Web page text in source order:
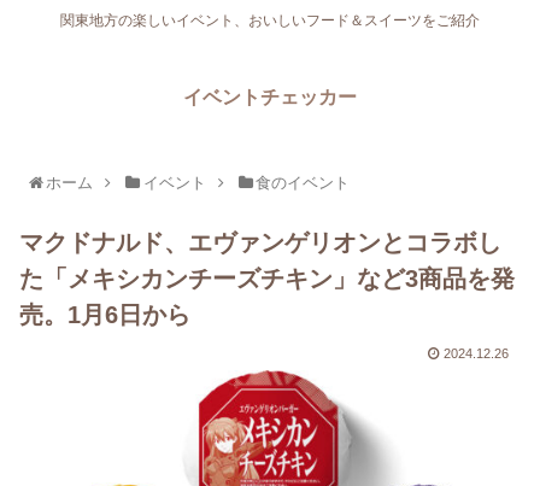
関東地方の楽しいイベント、おいしいフード＆スイーツをご紹介
イベントチェッカー
ホーム イベント 食のイベント
マクドナルド、エヴァンゲリオンとコラボし
た「メキシカンチーズチキン」など3商品を発
売。1月6日から
2024.12.26